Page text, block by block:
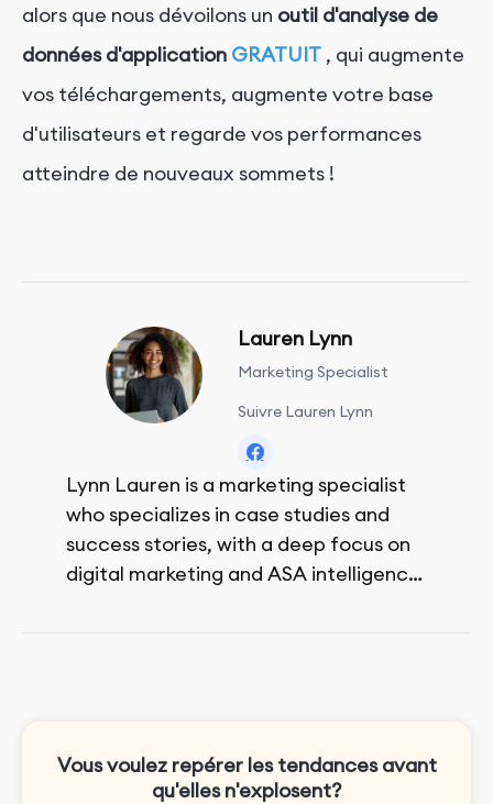
alors que nous dévoilons un outil d'analyse de
données d'application GRATUIT , qui augmente
vos téléchargements, augmente votre base
d'utilisateurs et regarde vos performances
atteindre de nouveaux sommets !
Lauren Lynn
Marketing Specialist
Suivre Lauren Lynn
Lynn Lauren is a marketing specialist
who specializes in case studies and
success stories, with a deep focus on
digital marketing and ASA intelligence
Vous voulez repérer les tendances avant
qu'elles n'explosent?